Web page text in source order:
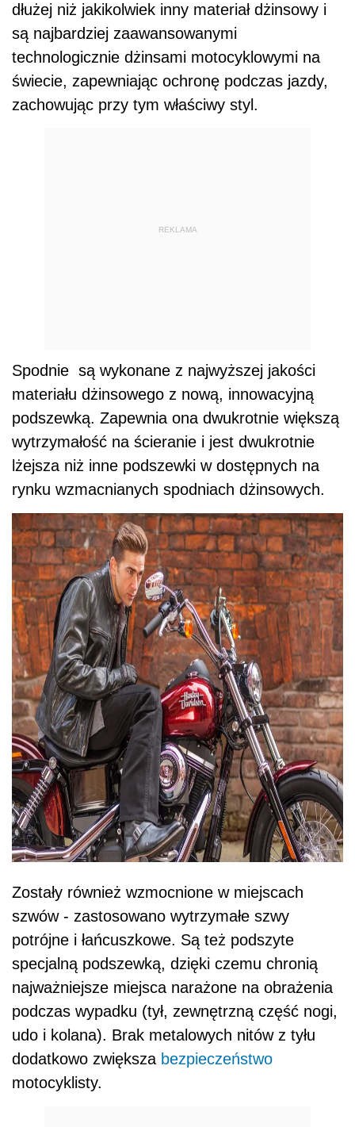
dłużej niż jakikolwiek inny materiał dżinsowy i
są najbardziej zaawansowanymi
technologicznie dżinsami motocyklowymi na
świecie, zapewniając ochronę podczas jazdy,
zachowując przy tym właściwy styl.
REKLAMA
Spodnie są wykonane z najwyższej jakości
materiału dżinsowego z nową, innowacyjną
podszewką. Zapewnia ona dwukrotnie większą
wytrzymałość na ścieranie i jest dwukrotnie
lżejsza niż inne podszewki w dostępnych na
rynku wzmacnianych spodniach dżinsowych.
Zostały również wzmocnione w miejscach
szwów - zastosowano wytrzymałe szwy
potrójne i łańcuszkowe. Są też podszyte
specjalną podszewką, dzięki czemu chronią
najważniejsze miejsca narażone na obrażenia
podczas wypadku (tył, zewnętrzną część nogi,
udo i kolana). Brak metalowych nitów z tyłu
dodatkowo zwiększa bezpieczeństwo
motocyklisty.